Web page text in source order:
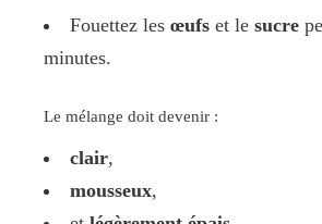
Fouettez les œufs et le sucre
minutes.
Le mélange doit devenir :
clair,
mousseux,